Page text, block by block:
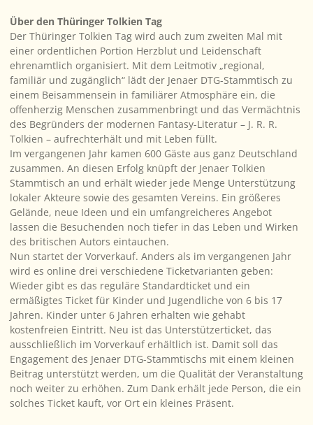
Über den Thüringer Tolkien Tag
Der Thüringer Tolkien Tag wird auch zum zweiten Mal mit
einer ordentlichen Portion Herzblut und Leidenschaft
ehrenamtlich organisiert. Mit dem Leitmotiv „regional,
familiär und zugänglich“ lädt der Jenaer DTG-Stammtisch zu
einem Beisammensein in familiärer Atmosphäre ein, die
offenherzig Menschen zusammenbringt und das Vermächtnis
des Begründers der modernen Fantasy-Literatur – J. R. R.
Tolkien – aufrechterhält und mit Leben füllt.
Im vergangenen Jahr kamen 600 Gäste aus ganz Deutschland
zusammen. An diesen Erfolg knüpft der Jenaer Tolkien
Stammtisch an und erhält wieder jede Menge Unterstützung
lokaler Akteure sowie des gesamten Vereins. Ein größeres
Gelände, neue Ideen und ein umfangreicheres Angebot
lassen die Besuchenden noch tiefer in das Leben und Wirken
des britischen Autors eintauchen.
Nun startet der Vorverkauf. Anders als im vergangenen Jahr
wird es online drei verschiedene Ticketvarianten geben:
Wieder gibt es das reguläre Standardticket und ein
ermäßigtes Ticket für Kinder und Jugendliche von 6 bis 17
Jahren. Kinder unter 6 Jahren erhalten wie gehabt
kostenfreien Eintritt. Neu ist das Unterstützerticket, das
ausschließlich im Vorverkauf erhältlich ist. Damit soll das
Engagement des Jenaer DTG-Stammtischs mit einem kleinen
Beitrag unterstützt werden, um die Qualität der Veranstaltung
noch weiter zu erhöhen. Zum Dank erhält jede Person, die ein
solches Ticket kauft, vor Ort ein kleines Präsent.